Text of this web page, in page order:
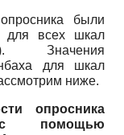
были
для всех шкал
Значения
для шкал
ниже.
опросника
с помощью